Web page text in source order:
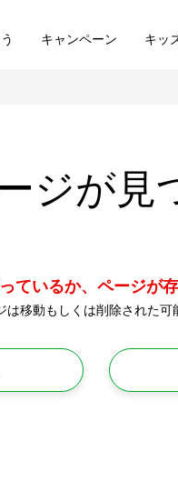
キャンペーン キッ
ジが見
ているか、ページが存
は移動もしくは削除された可